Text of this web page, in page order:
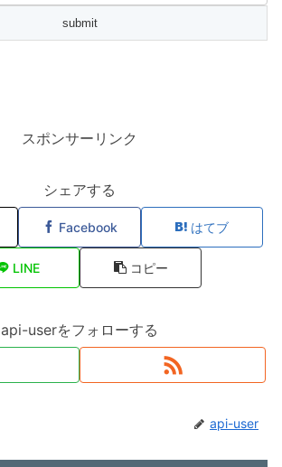
スポンサーリンク
シェアする
Facebook はてブ
LINE コピー
api-userをフォローする
api-user